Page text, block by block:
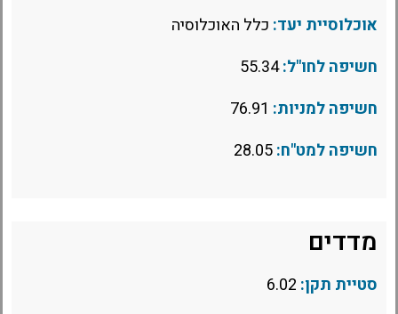
אוכלוסיית יעד: כלל האוכלוסיה
חשיפה לחו"ל:55.34
חשיפה למניות:
חשיפה למט"ח:
מדדים
סטיית תקן: